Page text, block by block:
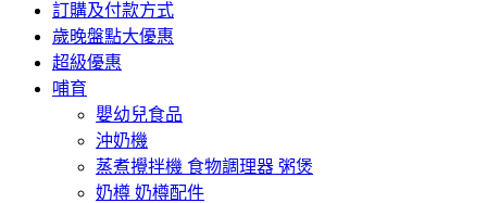
訂購及付款方式
歲晚盤點大優惠
超級優惠
哺育
嬰幼兒食品
沖奶機
蒸煮攪拌機 食物調理器 粥煲
奶樽 奶樽配件